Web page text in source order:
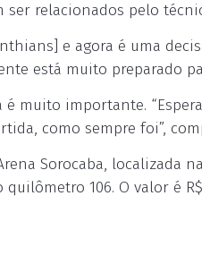
ser relacionados pelo
e agora é uma
está muito preparado
muito importante.
como sempre foi”,
Sorocaba, localizada
106. O valor é